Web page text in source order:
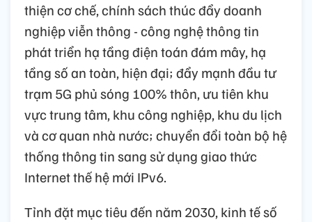
thiện cơ chế, chính sách thúc đẩy doanh
nghiệp viễn thông - công nghệ thông tin
phát triển hạ tầng điện toán đám mây, hạ
tầng số an toàn, hiện đại; đẩy mạnh đầu tư
trạm 5G phủ sóng 100% thôn, ưu tiên khu
vực trung tâm, khu công nghiệp, khu du lịch
và cơ quan nhà nước; chuyển đổi toàn bộ hệ
thống thông tin sang sử dụng giao thức
Internet thế hệ mới IPv6.
Tỉnh đặt mục tiêu đến năm 2030, kinh tế số